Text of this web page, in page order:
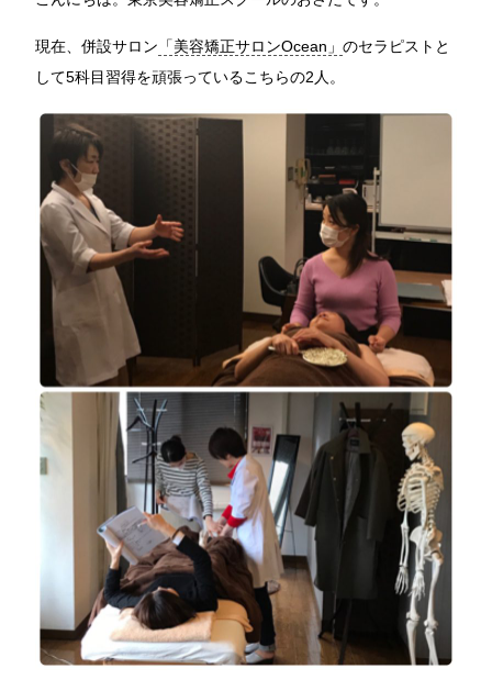
現在、併設サロン 「美容矯正サロンOcean」のセラピストと
して5科目習得を頑張っているこちらの2人。